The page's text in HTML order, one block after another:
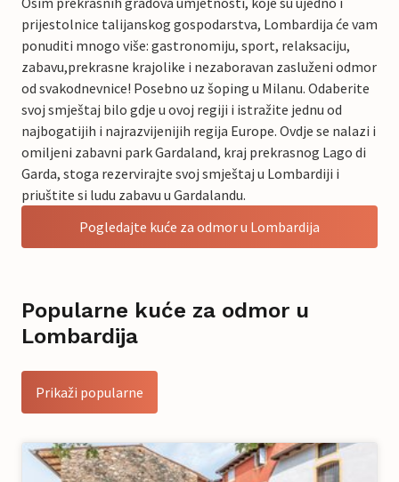
prijestolnice talijanskog gospodarstva, Lombardija će vam
ponuditi mnogo više: gastronomiju, sport, relaksaciju,
zabavu,prekrasne krajolike i nezaboravan zasluženi odmor
od svakodnevnice! Posebno uz šoping u Milanu. Odaberite
svoj smještaj bilo gdje u ovoj regiji i istražite jednu od
najbogatijih i najrazvijenijih regija Europe. Ovdje se nalazi i
omiljeni zabavni park Gardaland, kraj prekrasnog Lago di
Garda, stoga rezervirajte svoj smještaj u Lombardiji i
priuštite si ludu zabavu u Gardalandu.
Pogledajte kuće za odmor u Lombardija
Popularne kuće za odmor u
Lombardija
Prikaži popularne